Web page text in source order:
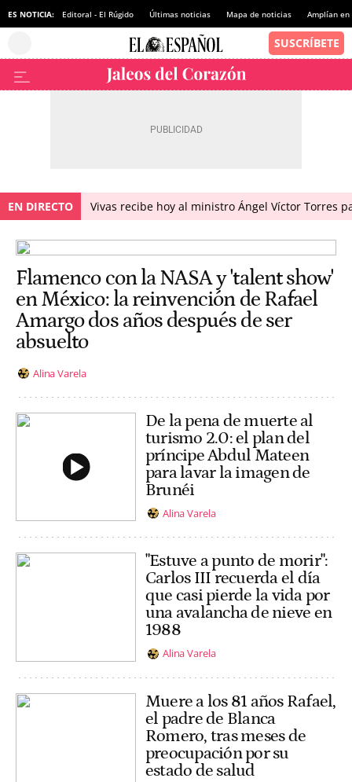
ES NOTICIA: Editoral - El Rúgido Últimas noticias Mapa de noticias Amplían
EN DIRECTO Vivas recibe hoy al ministro Ángel Víctor Torres
Flamenco con la NASA y 'talent show'
en México: la reinvención de Rafael
Amargo dos años después de ser
absuelto
Alina Varela
De la pena de muerte al
turismo 2.0: el plan del
príncipe Abdul Mateen
para lavar la imagen de
Brunéi
Alina Varela
"Estuve a punto de morir":
Carlos III recuerda el día
que casi pierde la vida por
una avalancha de nieve en
1988
Alina Varela
Muere a los 81 años Rafael,
el padre de Blanca
Romero, tras meses de
preocupación por su
estado de salud